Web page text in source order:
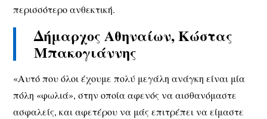
περισσότερο ανθεκτική.
Δήμαρχος Αθηναίων, Κώστας
Μπακογιάννης
«Αυτό που όλοι έχουμε πολύ μεγάλη ανάγκη είναι μία
πόλη «φωλιά», στην οποία αφενός να αισθανόμαστε
ασφαλείς, και αφετέρου να μάς επιτρέπει να είμαστε